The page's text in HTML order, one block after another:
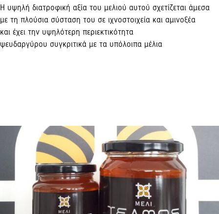
Η υψηλή διατροφική αξία του μελιού αυτού σχετίζεται άμεσα
με τη πλούσια σύσταση του σε ιχνοστοιχεία και αμινοξέα
και έχει την υψηλότερη περιεκτικότητα
ψευδαργύρου συγκριτικά με τα υπόλοιπα μέλια